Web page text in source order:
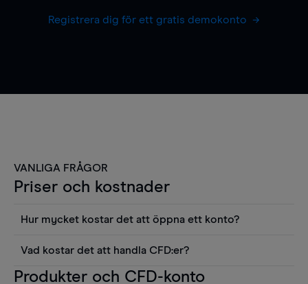
Registrera dig för ett gratis demokonto
VANLIGA FRÅGOR
Priser och kostnader
Hur mycket kostar det att öppna ett konto?
använda sådana verktyg som diagram, Reuters
Vad kostar det att handla CFD:er?
Det är en rad kostnader att tänka på när man
Produkter och CFD-konto